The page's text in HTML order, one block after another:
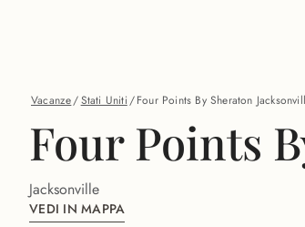
Vacanze/Stati Uniti/Four Points By Sheraton
Four Points
Jacksonville
VEDI IN MAPPA